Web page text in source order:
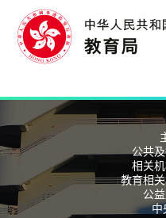
公共
相关
教育相
公
中